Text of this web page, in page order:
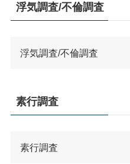
浮気調査/不倫調査
浮気調査/不倫調査
素行調査
素行調査